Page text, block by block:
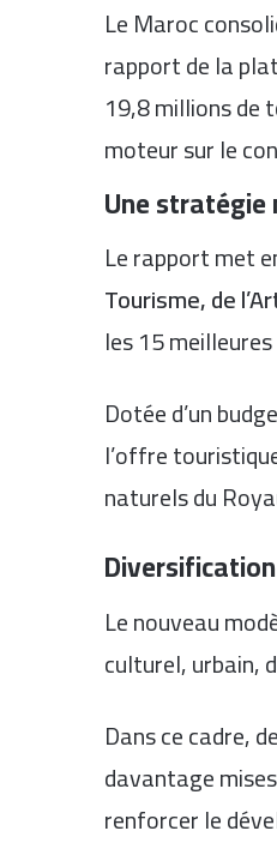
Le Maroc
rapport de la
19,8 millions de
moteur sur le
Une
Le rapport met
Tourisme, de
les 15
Dotée d’un
l’offre
naturels du
Le nouveau
culturel, urbain,
Dans ce cadre,
davantage
renforcer le